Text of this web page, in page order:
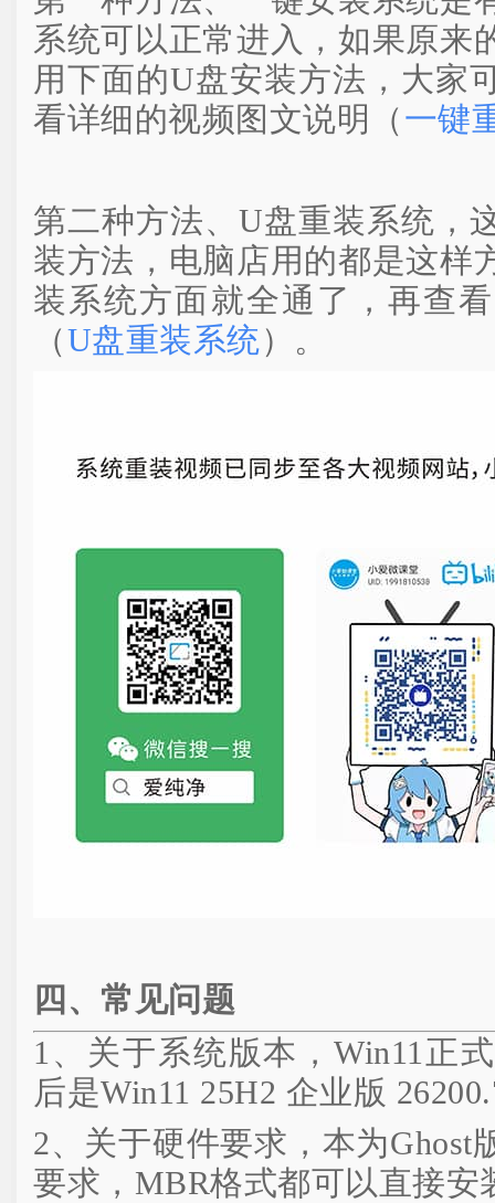
系统可以正常进入，如果原来
用下面的U盘安装方法，大家
看详细的视频图文说明（一键
第二种方法、U盘重装系统，
装方法，电脑店用的都是这样
装系统方面就全通了，再查
（U盘重装系统）。
四、常见问题
1、关于系统版本，Win11正
后是Win11 25H2 企业版
2、关于硬件要求，本为Ghost
要求，MBR格式都可以直接安